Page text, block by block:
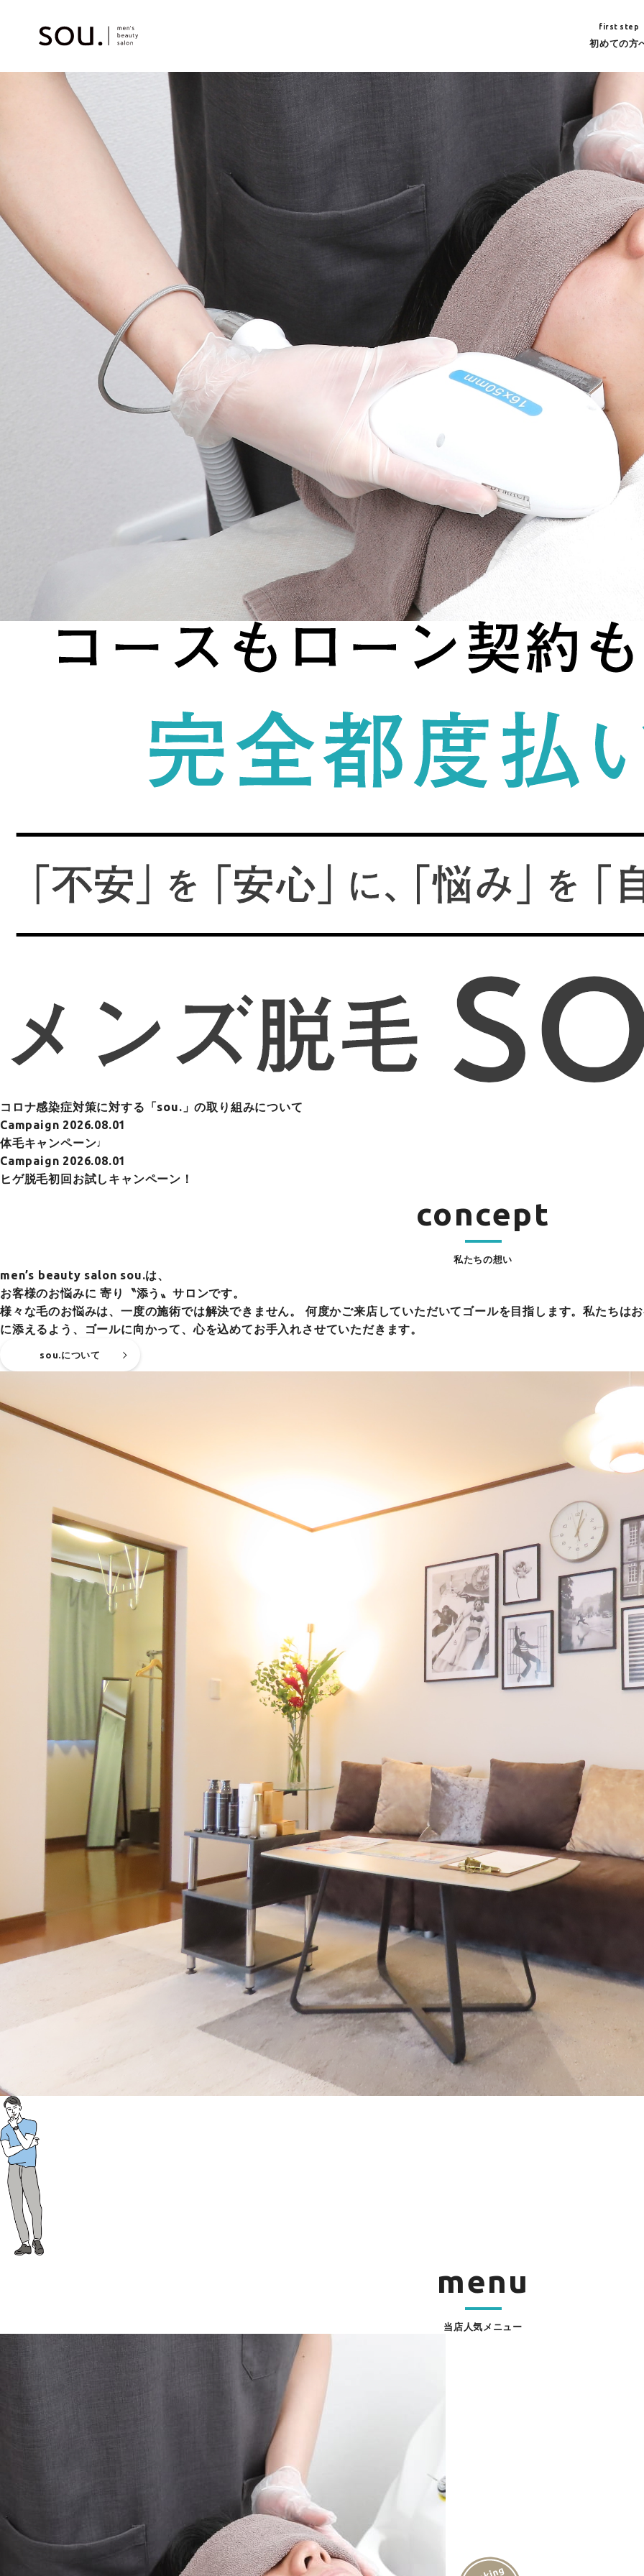
first step
初めての方
コロナ感染症対策に対する「sou.」の取り組みについて
Campaign 2026.08.01
体毛キャンペーン♩
Campaign 2026.08.01
ヒゲ脱毛初回お試しキャンペーン！
concept
私たちの想い
men’s beauty salon sou.は、
お客様のお悩みに 寄り〝添う〟サロンです。
様々な毛のお悩みは、一度の施術では解決できません。 何度かご来店していただいてゴールを目指します。私たちは
に添えるよう、ゴールに向かって、心を込めてお手入れさせていただきます。
sou.について
menu
当店人気メニュー